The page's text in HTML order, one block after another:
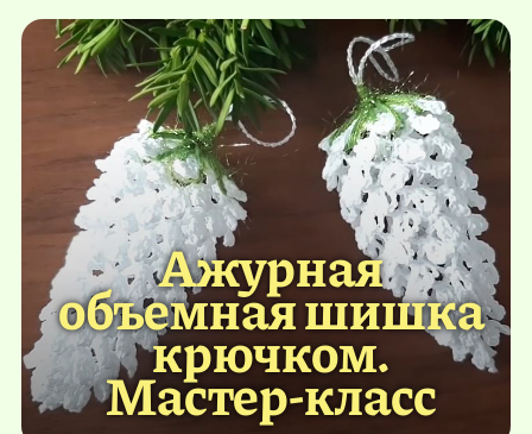
Ажурная
объемная шишка
крючком.
Мастер-класс